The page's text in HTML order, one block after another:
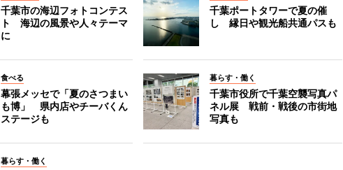
千葉市の海辺フォトコンテス
ト 海辺の風景や人々テーマ
に
千葉ポートタワーで夏の催
し 縁日や観光船共通パスも
食べる
幕張メッセで「夏のさつまい
も博」 県内店やチーバくん
ステージも
暮らす・働く
千葉市役所で千葉空襲写真パ
ネル展 戦前・戦後の市街地
写真も
暮らす・働く